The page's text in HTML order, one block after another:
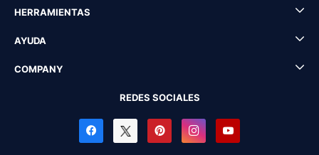
HERRAMIENTAS
AYUDA
COMPANY
REDES SOCIALES